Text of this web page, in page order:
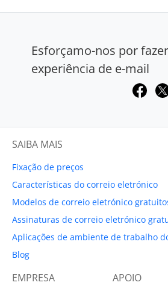
Esforçamo-nos por
experiência de e-mail
SAIBA MAIS
Fixação de preços
Características do correio eletrónico
Modelos de correio eletrónico
Assinaturas de correio eletrónico
Aplicações de ambiente de trabalho
Blog
EMPRESA APOIO